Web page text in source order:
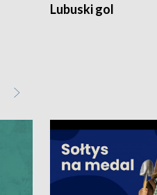
Lubuski gol